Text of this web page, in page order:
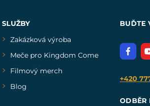
SLUŽBY
Zakázková výroba
Meče pro Kingdom Come
Filmový merch
Blog
BUĎTE
+420
ODBĚR